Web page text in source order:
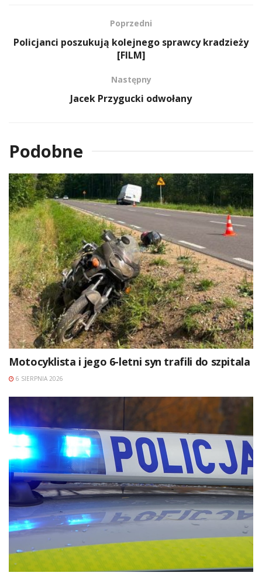
Poprzedni
Policjanci poszukują kolejnego sprawcy kradzieży
[FILM]
Następny
Jacek Przygucki odwołany
Podobne
Motocyklista i jego 6-letni syn trafili do szpitala
6 SIERPNIA 2026